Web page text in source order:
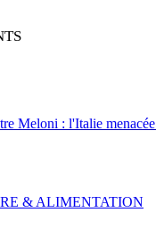
Meloni : l'Italie
& ALIMENTATION